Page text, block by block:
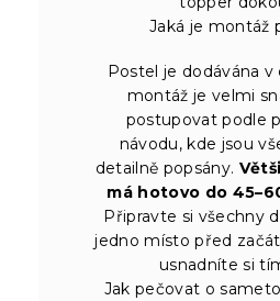
Jaká je montáž
Postel je dodávána
montáž je velmi
postupovat podle
návodu, kde jsou
detailně popsány.
má hotovo do
Připravte si všechny
jedno místo před
usnadníte si
Jak pečovat o